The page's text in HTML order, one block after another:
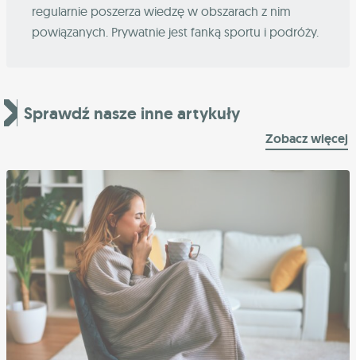
regularnie poszerza wiedzę w obszarach z nim
powiązanych. Prywatnie jest fanką sportu i podróży.
Sprawdź nasze inne artykuły
Zobacz więcej